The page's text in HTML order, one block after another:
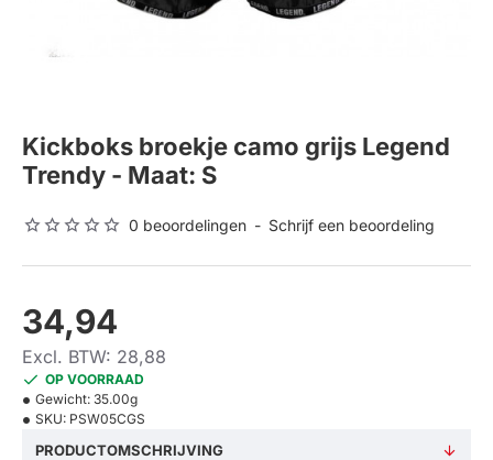
Kickboks broekje camo grijs Legend
Trendy - Maat: S
0 beoordelingen - Schrijf een beoordeling
34,94
Excl. BTW: 28,88
OP VOORRAAD
Gewicht: 35.00g
SKU: PSW05CGS
PRODUCTOMSCHRIJVING